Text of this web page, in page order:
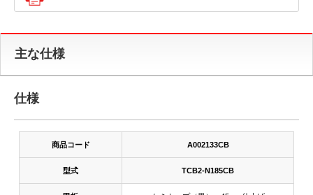
主な仕様
仕様
商品コード A002133CB
型式 TCB2-N185CB